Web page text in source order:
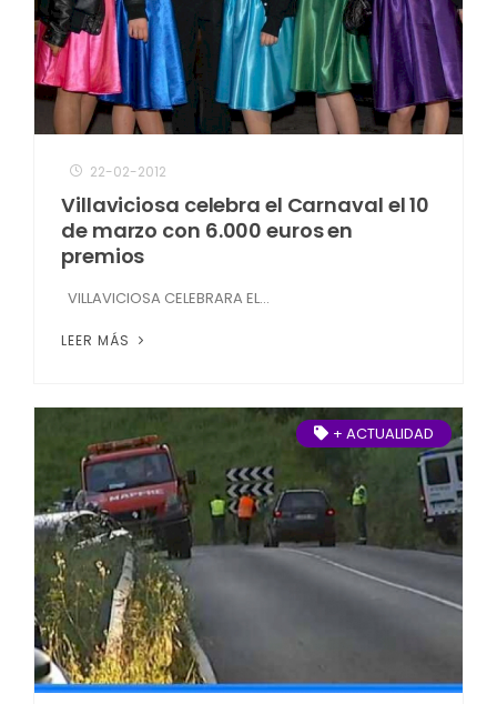
22-02-2012
Villaviciosa celebra el Carnaval el 10
de marzo con 6.000 euros en
premios
VILLAVICIOSA CELEBRARA EL...
LEER MÁS
+ ACTUALIDAD